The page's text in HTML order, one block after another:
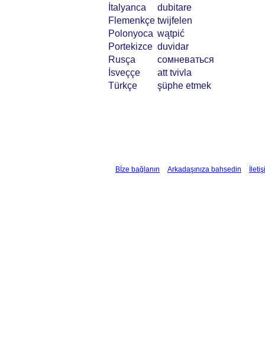
İtalyanca
dubitare
Flemenkçe twijfelen
Polonyoca wątpić
Portekizce duvidar
Rusça
сомневаться
İsveççe
att tvivla
Türkçe
şüphe etmek
Bİze bağlanın Arkadaşınıza bahsedin